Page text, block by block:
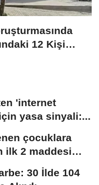
12 Kişi
'internet
yasa sinyali:...
çocuklara
ilk 2 maddesi
30 İlde 104